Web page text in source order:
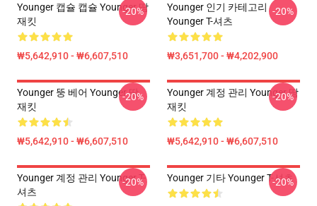
Younger 캡슐 캡슐 Younger 땀
재킷
₩5,642,910 - ₩6,607,510
-20%
Younger 인기 카테고리
Younger T-셔츠
₩3,651,700 - ₩4,202,900
-20%
Younger 뚱 베어 Younger 땀
재킷
₩5,642,910 - ₩6,607,510
-20%
Younger 계정 관리 Younger 땀
재킷
₩5,642,910 - ₩6,607,510
-20%
Younger 계정 관리 Younger T-
셔츠
-20% Younger 기타 Younger T-셔츠
-20%